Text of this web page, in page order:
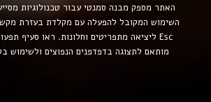
האתר מספק מבנה סמנטי עבור טכנולוגיות
Esc ליציאה מתפריטים וחלונות. ראו סעיף תפעול האתר להרחבה.
מותאם לתצוגה בדפדפנים הנפוצים ולשימוש